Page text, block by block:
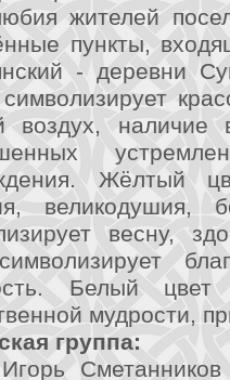
жителей
пункты,
- деревни
воздух,
Жёлтый
великодушия,
весну,
Белый
мудрости,
группа: